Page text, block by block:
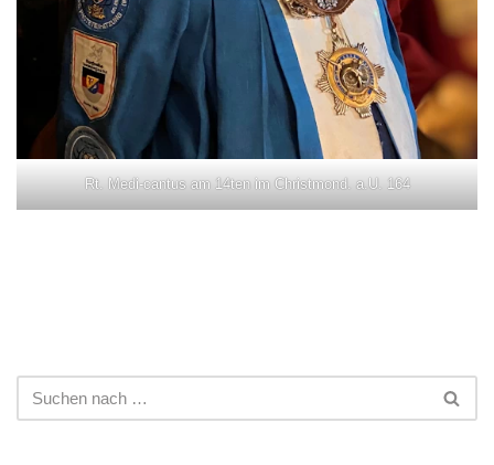
Rt. Medi-cantus am 14ten im Christmond. a.U. 164